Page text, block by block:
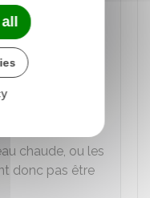
ligne
avoir
énergie et
Les
de fioul
du
chaude, ou les
donc pas être